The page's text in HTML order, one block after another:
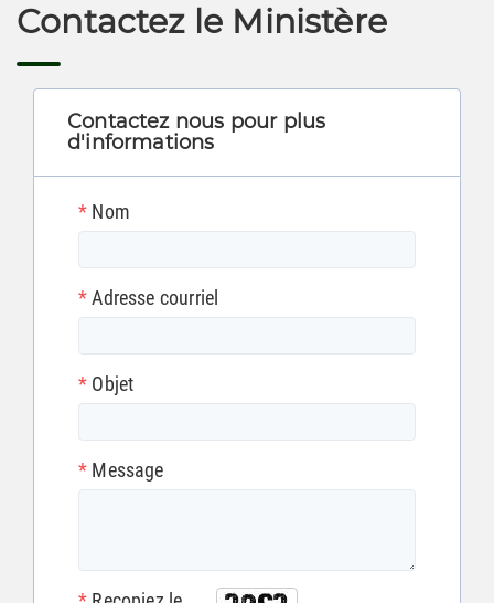
Contactez le Ministère
Contactez nous pour plus
d'informations
* Nom
*Adresse courriel
* Objet
* Message